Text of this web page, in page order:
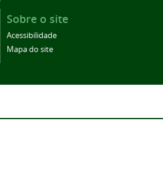
Sobre o site
Acessibilidade
Mapa do site